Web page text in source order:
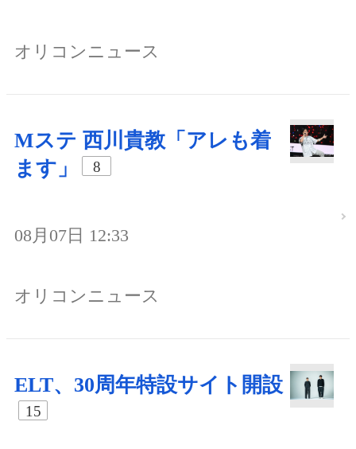
オリコンニュース
Mステ 西川貴教「アレも着
ます」
8
08月07日 12:33
オリコンニュース
ELT、30周年特設サイト開設
15